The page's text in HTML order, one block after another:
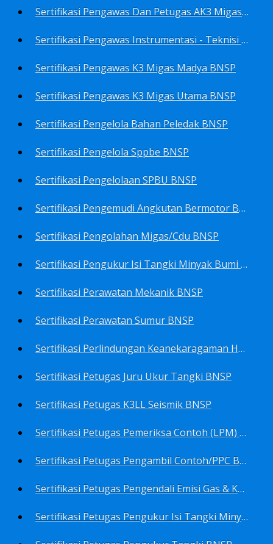
Sertifikasi Pengawas Dan Petugas AK3 Migas BNSP
Sertifikasi Pengawas Instrumentasi - Teknisi Instrumentasi Tingkat 1 Dan 2 BNSP
Sertifikasi Pengawas K3 Migas Madya BNSP
Sertifikasi Pengawas K3 Migas Utama BNSP
Sertifikasi Pengelola Bahan Peledak BNSP
Sertifikasi Pengelola Sppbe BNSP
Sertifikasi Pengelolaan SPBU BNSP
Sertifikasi Pengemudi Angkutan Bermotor BNSP
Sertifikasi Pengolahan Migas/Cdu BNSP
Sertifikasi Pengukur Isi Tangki Minyak Bumi Dan Hasil Olahan BNSP
Sertifikasi Perawatan Mekanik BNSP
Sertifikasi Perawatan Sumur BNSP
Sertifikasi Perlindungan Keanekaragaman Hayati BNSP
Sertifikasi Petugas Juru Ukur Tangki BNSP
Sertifikasi Petugas K3LL Seismik BNSP
Sertifikasi Petugas Pemeriksa Contoh (LPM) Minyak Mentah BNSP
Sertifikasi Petugas Pengambil Contoh/PPC BNSP
Sertifikasi Petugas Pengendali Emisi Gas & Kebisingan Industri Migas BNSP
Sertifikasi Petugas Pengukur Isi Tangki Minyak Bumi dan Hasil Olahan BNSP